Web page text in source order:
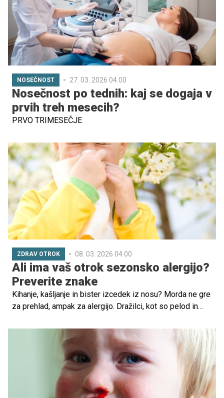
NOSEČNOST 27. 03. 2026 04.00
Nosečnost po tednih: kaj se dogaja v
prvih treh mesecih?
PRVO TRIMESEČJE
ZDRAV OTROK 08. 03. 2026 04.00
Ali ima vaš otrok sezonsko alergijo?
Preverite znake
Kihanje, kašljanje in bister izcedek iz nosu? Morda ne gre
za prehlad, ampak za alergijo. Dražilci, kot so pelod in
Čeprav odrasli hitro prepoznamo svoje simptome
alergije, je pri otrocih razlikovanje med prehladom in
alergijo lahko zahtevno.